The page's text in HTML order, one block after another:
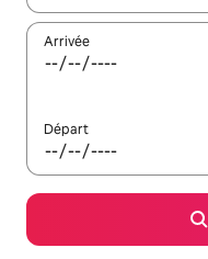
Arrivée
Départ